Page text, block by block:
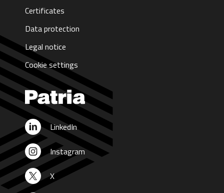
Certificates
Data protection
Legal notice
Cookie settings
LinkedIn
Instagram
X